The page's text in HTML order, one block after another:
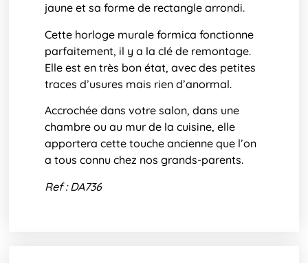
jaune et sa forme de rectangle arrondi.
Cette horloge murale formica fonctionne
parfaitement, il y a la clé de remontage.
Elle est en très bon état, avec des petites
traces d’usures mais rien d’anormal.
Accrochée dans votre salon, dans une
chambre ou au mur de la cuisine, elle
apportera cette touche ancienne que l’on
a tous connu chez nos grands-parents.
Ref : DA736